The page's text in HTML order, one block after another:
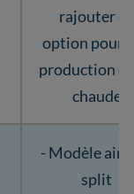
rajouter en
option pour
production
chaude
- Modèle air-
split